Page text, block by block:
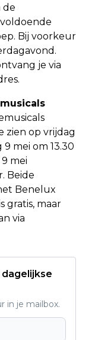
de
Bij voorkeur
je via
zien op vrijdag
mei om 13.30
mei
Beide
Benelux
gratis, maar
via
in je mailbox.